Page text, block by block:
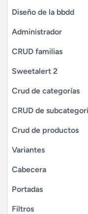
Diseño de la bbdd
Administrador
CRUD familias
Sweetalert 2
Crud de categorías
CRUD de
Crud de productos
Variantes
Cabecera
Portadas
Filtros